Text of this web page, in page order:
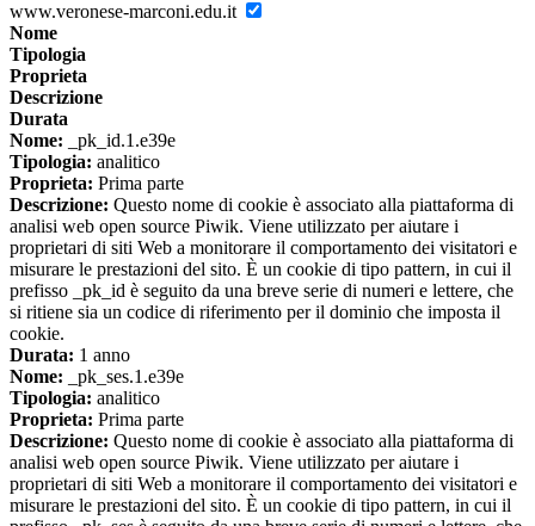
www.veronese-marconi.edu.it
Nome
Tipologia
Proprieta
Descrizione
Durata
Nome: _pk_id.1.e39e
Tipologia: analitico
Proprieta: Prima parte
Descrizione: Questo nome di cookie è associato alla piattaforma di
analisi web open source Piwik. Viene utilizzato per aiutare i
proprietari di siti Web a monitorare il comportamento dei visitatori e
misurare le prestazioni del sito. È un cookie di tipo pattern, in cui il
prefisso _pk_id è seguito da una breve serie di numeri e lettere, che
si ritiene sia un codice di riferimento per il dominio che imposta il
cookie.
Durata: 1 anno
Nome: _pk_ses.1.e39e
Tipologia: analitico
Proprieta: Prima parte
Descrizione: Questo nome di cookie è associato alla piattaforma di
analisi web open source Piwik. Viene utilizzato per aiutare i
proprietari di siti Web a monitorare il comportamento dei visitatori e
misurare le prestazioni del sito. È un cookie di tipo pattern, in cui il